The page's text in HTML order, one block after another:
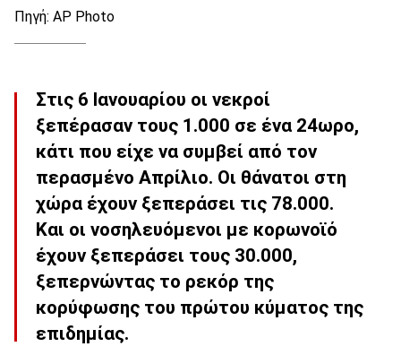
Πηγή: AP Photo
Στις 6 Ιανουαρίου οι νεκροί
ξεπέρασαν τους 1.000 σε ένα 24ωρο,
κάτι που είχε να συμβεί από τον
περασμένο Απρίλιο. Οι θάνατοι στη
χώρα έχουν ξεπεράσει τις 78.000.
Και οι νοσηλευόμενοι με κορωνοϊό
έχουν ξεπεράσει τους 30.000,
ξεπερνώντας το ρεκόρ της
κορύφωσης του πρώτου κύματος της
επιδημίας.